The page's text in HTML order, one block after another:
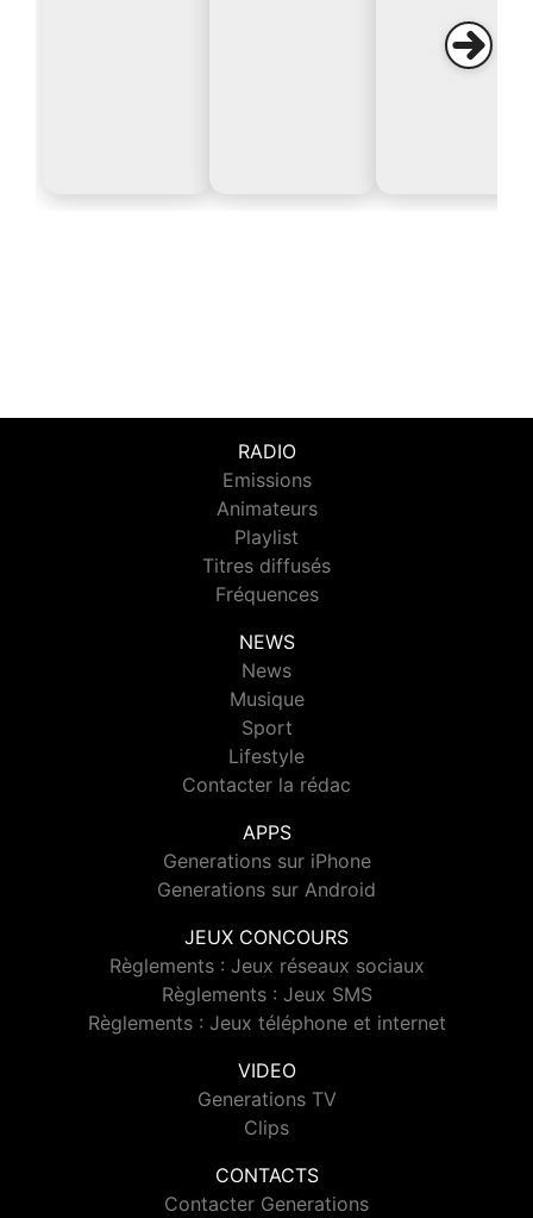
RADIO
Emissions
Animateurs
Playlist
Titres diffusés
Fréquences
NEWS
News
Musique
Sport
Lifestyle
Contacter la rédac
APPS
Generations sur iPhone
Generations sur Android
JEUX CONCOURS
Règlements : Jeux réseaux sociaux
Règlements : Jeux SMS
Règlements : Jeux téléphone et internet
VIDEO
Generations TV
Clips
CONTACTS
Contacter Generations